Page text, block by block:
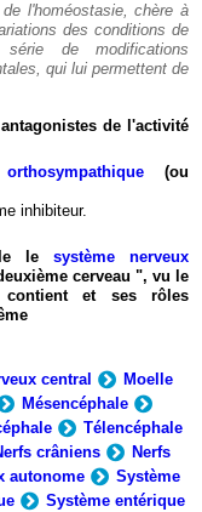
l'homéostasie, chère à
des conditions de
de modifications
qui lui permettent de
de l'activité
(ou
inhibiteur.
le système nerveux
cerveau ", vu le
et ses rôles
central
Moelle
Mésencéphale
Télencéphale
crâniens
Nerfs
autonome
Système
Système entérique